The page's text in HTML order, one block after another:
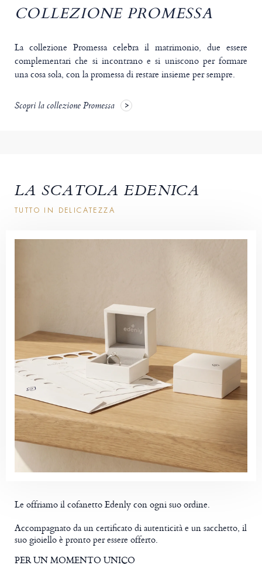
COLLEZIONE PROMESSA
La collezione Promessa celebra il matrimonio, due essere
complementari che si incontrano e si uniscono per formare
una cosa sola, con la promessa di restare insieme per sempre.
Scopri la collezione Promessa
LA SCATOLA EDENICA
TUTTO IN DELICATEZZA
Le offriamo il cofanetto Edenly con ogni suo ordine.
Accompagnato da un certificato di autenticità e un sacchetto, il
suo gioiello è pronto per essere offerto.
PER UN MOMENTO UNICO